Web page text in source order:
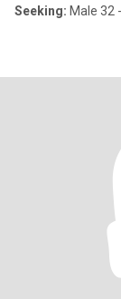
Seeking: Male 32